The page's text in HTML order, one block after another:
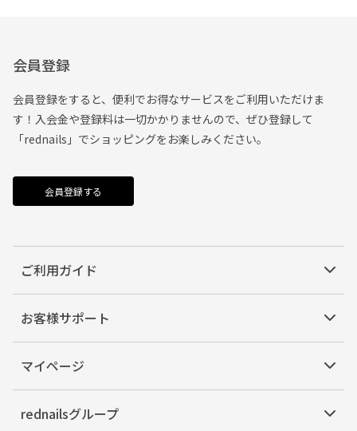
会員登録
会員登録をすると、便利でお得なサービスをご利用いただけま
す！入会金や登録料は一切かかりませんので、ぜひ登録して
「rednails」でショッピングをお楽しみください。
会員登録する
ご利用ガイド
お客様サポート
マイページ
rednailsグループ